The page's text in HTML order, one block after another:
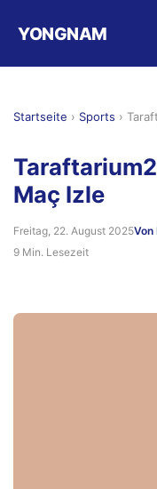
YONGNAM
Startseite › Sports ›
Maç Izle
Freitag, 22. August 2025Von
9 Min. Lesezeit